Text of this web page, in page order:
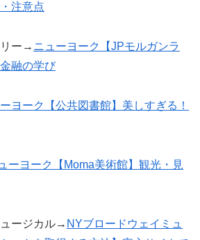
注意点
リー→ ニューヨーク【JPモルガンラ
融の学び
ヨーク【公共図書館】美しすぎる！
ーヨーク【Moma美術館】観光・見
ュージカル→ NYブロードウェイミュ